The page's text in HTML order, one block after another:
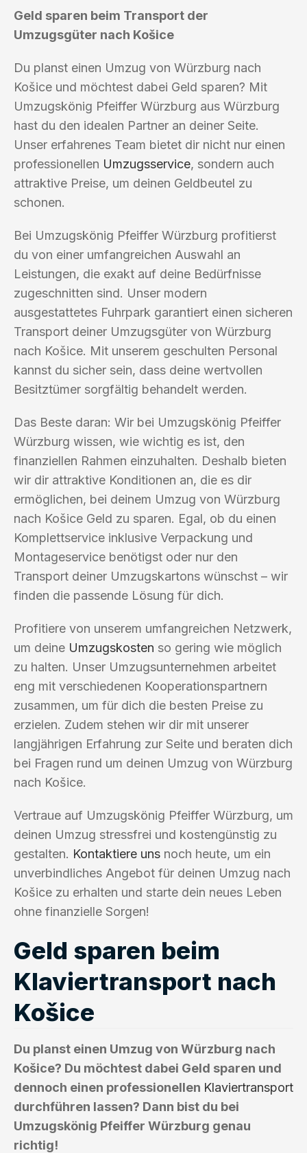
Geld sparen beim Transport der
Umzugsgüter nach Košice
Du planst einen Umzug von Würzburg nach
Košice und möchtest dabei Geld sparen? Mit
Umzugskönig Pfeiffer Würzburg aus Würzburg
hast du den idealen Partner an deiner Seite.
Unser erfahrenes Team bietet dir nicht nur einen
professionellen Umzugsservice, sondern auch
attraktive Preise, um deinen Geldbeutel zu
schonen.
Bei Umzugskönig Pfeiffer Würzburg profitierst
du von einer umfangreichen Auswahl an
Leistungen, die exakt auf deine Bedürfnisse
zugeschnitten sind. Unser modern
ausgestattetes Fuhrpark garantiert einen sicheren
Transport deiner Umzugsgüter von Würzburg
nach Košice. Mit unserem geschulten Personal
kannst du sicher sein, dass deine wertvollen
Besitztümer sorgfältig behandelt werden.
Das Beste daran: Wir bei Umzugskönig Pfeiffer
Würzburg wissen, wie wichtig es ist, den
finanziellen Rahmen einzuhalten. Deshalb bieten
wir dir attraktive Konditionen an, die es dir
ermöglichen, bei deinem Umzug von Würzburg
nach Košice Geld zu sparen. Egal, ob du einen
Komplettservice inklusive Verpackung und
Montageservice benötigst oder nur den
Transport deiner Umzugskartons wünschst – wir
finden die passende Lösung für dich.
Profitiere von unserem umfangreichen Netzwerk,
um deine Umzugskosten so gering wie möglich
zu halten. Unser Umzugsunternehmen arbeitet
eng mit verschiedenen Kooperationspartnern
zusammen, um für dich die besten Preise zu
erzielen. Zudem stehen wir dir mit unserer
langjährigen Erfahrung zur Seite und beraten dich
bei Fragen rund um deinen Umzug von Würzburg
nach Košice.
Vertraue auf Umzugskönig Pfeiffer Würzburg, um
deinen Umzug stressfrei und kostengünstig zu
gestalten. Kontaktiere uns noch heute, um ein
unverbindliches Angebot für deinen Umzug nach
Košice zu erhalten und starte dein neues Leben
ohne finanzielle Sorgen!
Geld sparen beim
Klaviertransport nach
Košice
Du planst einen Umzug von Würzburg nach
Košice? Du möchtest dabei Geld sparen und
dennoch einen professionellen Klaviertransport
durchführen lassen? Dann bist du bei
Umzugskönig Pfeiffer Würzburg genau
richtig!